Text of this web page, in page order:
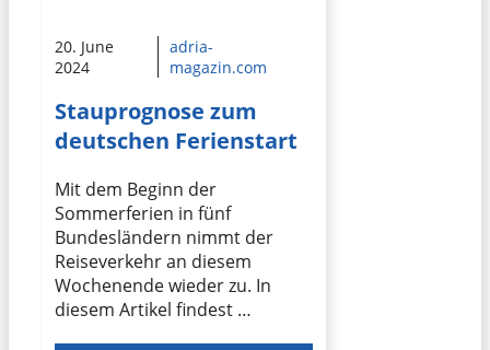
20. June
2024
adria-
magazin.com
Stauprognose zum
deutschen Ferienstart
Mit dem Beginn der
Sommerferien in fünf
Bundesländern nimmt der
Reiseverkehr an diesem
Wochenende wieder zu. In
diesem Artikel findest …